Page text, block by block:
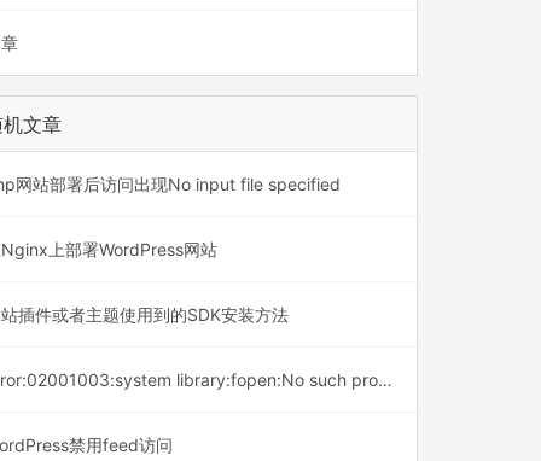
文章
网站部署后访问出现No input file specified
上部署WordPress网站
插件或者主题使用到的SDK安装方法
error:02001003:system library:fopen:No such process
禁用feed访问